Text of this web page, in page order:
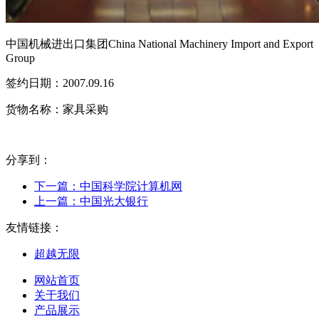
中国机械进出口集团China National Machinery Import and Export
Group
签约日期：2007.09.16
货物名称：家具采购
分享到：
下一篇： 中国科学院计算机网
上一篇： 中国光大银行
友情链接：
超越无限
网站首页
关于我们
产品展示